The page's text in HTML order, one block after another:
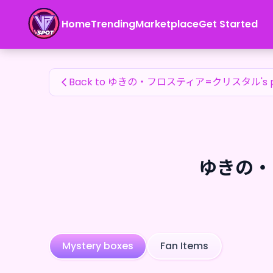
HomeTrendingMarketplaceGet Started
ゆきの・フロスティア=クリスタル's Fan Items
Back to ゆきの・フロスティア=クリスタル's
ゆきの
Mystery boxes Fan Items
ゆきの・フロスティア=クリスタル's Fan Items — 24karat